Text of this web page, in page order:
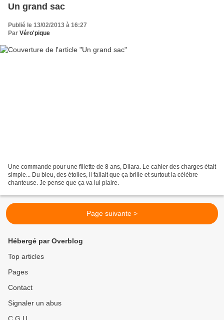
Un grand sac
Publié le 13/02/2013 à 16:27
Par Véro'pique
Une commande pour une fillette de 8 ans, Dilara. Le cahier des charges était
simple... Du bleu, des étoiles, il fallait que ça brille et surtout la célèbre
chanteuse. Je pense que ça va lui plaire.
Page suivante >
Hébergé par Overblog
Top articles
Pages
Contact
Signaler un abus